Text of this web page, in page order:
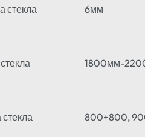
стекла 6мм
1800мм-
800+800,